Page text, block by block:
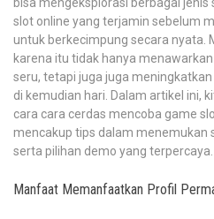
slot online yang terjamin sebelum
untuk berkecimpung secara nyata.
karena itu tidak hanya
seru, tetapi juga juga
di kemudian hari. Dalam artikel ini,
cara cara cerdas mencoba game
mencakup tips dalam menemukan
serta pilihan demo yang terpercaya.
Manfaat Memanfaatkan Profil